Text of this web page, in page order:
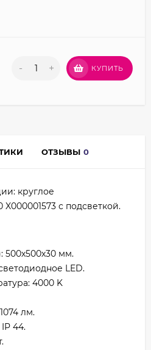
- + КУПИТЬ
ОТЗЫВЫ 0
круглое
с подсветкой.
500х500х30 мм.
LED.
4000 K
лм.
44.